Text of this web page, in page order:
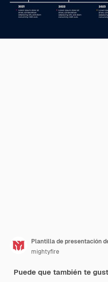
Plantilla de presentación
mightyfire
Puede que también te